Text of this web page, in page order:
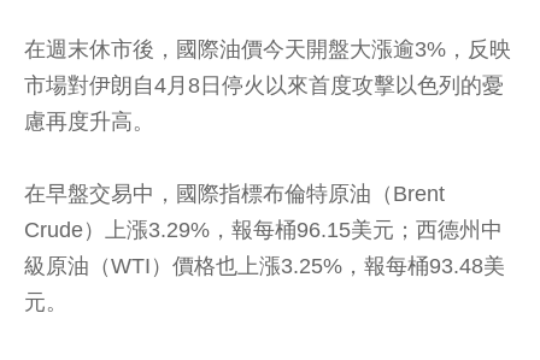
在週末休市後，國際油價今天開盤大漲逾3%，反映
市場對伊朗自4月8日停火以來首度攻擊以色列的憂
慮再度升高。
在早盤交易中，國際指標布倫特原油（Brent
Crude）上漲3.29%，報每桶96.15美元；西德州中
級原油（WTI）價格也上漲3.25%，報每桶93.48美
元。